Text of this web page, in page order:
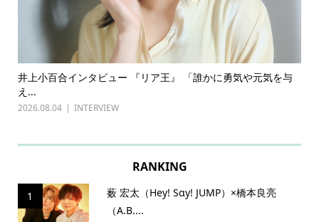
井上小百合インタビュー 『リア王』 「誰かに勇気や元気を与
え...
2026.08.04 INTERVIEW
RANKING
1
薮 宏太（Hey! Sɑy! JUMP）×橋本良亮
（A.B....